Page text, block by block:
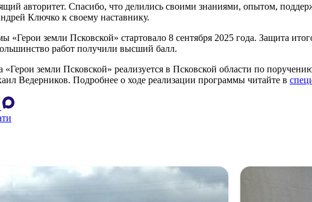
авторитет. Спасибо, что делились своими знаниями, опытом,
Ключко к своему наставнику.
земли Псковской» стартовало 8 сентября 2025 года. Защита
работ получили высший балл.
«Герои земли Псковской» реализуется в Псковской области по
Ведерников. Подробнее о ходе реализации программы читайте в